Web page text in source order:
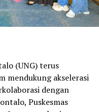
kabupaten lain
“Berkembang”
dipaparkan
Wawali Indra Gobel
(UNG) terus
mendukung akselerasi
dengan
Puskesmas